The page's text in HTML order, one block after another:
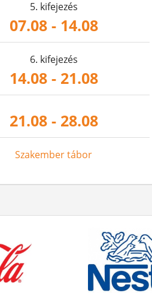
5. kifejezés
07.08 - 14.08
6. kifejezés
14.08 - 21.08
21.08 - 28.08
Szakember tábor